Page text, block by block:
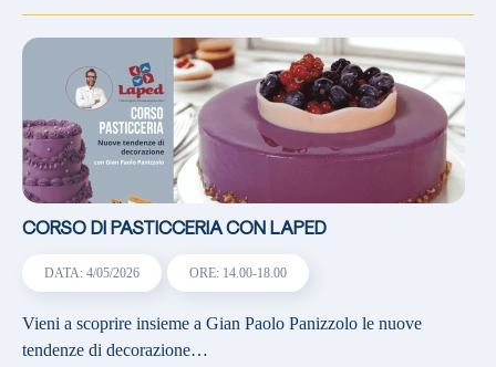
CORSO DI PASTICCERIA CON LAPED
DATA: 4/05/2026 ORE: 14.00-18.00
Vieni a scoprire insieme a Gian Paolo Panizzolo le nuove
tendenze di decorazione…